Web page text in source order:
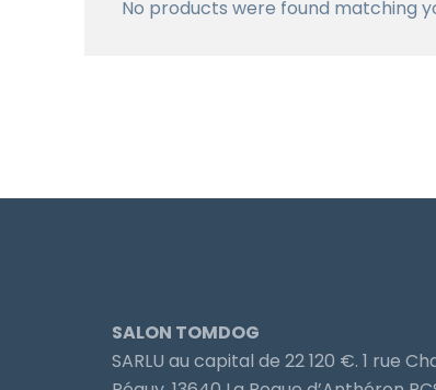
No products were found matching
SALON TOMDOG
SARLU au capital de 22 120 €. 1 rue